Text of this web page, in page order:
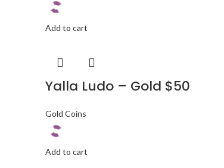
Add to cart
Yalla Ludo – Gold $50
Gold Coins
Add to cart